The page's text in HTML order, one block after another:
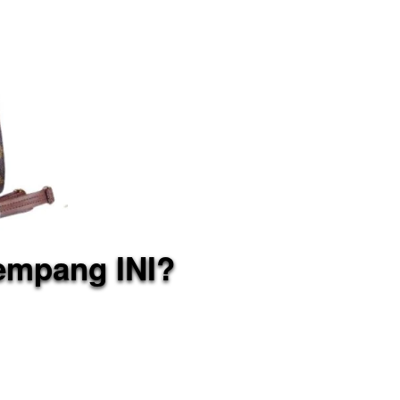
INI?